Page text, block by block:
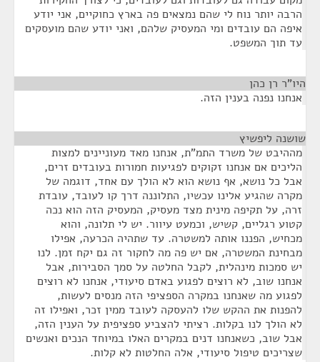
הרבה יותר נוח לי שהם נמצאים פה בארץ כחוקיים, אני יודע
איפה הם עובדים ומי המעסיק שלהם, ואני יודע שהם מועסקים
עד תוך המשפט.
היו"ר רן כהן
אנחנו נפנה בענין הזה.
שושנה ליפשיץ
מההיבט של משרד התמ"ת, אנחנו מאד מעוניינים למצות
הליכים אם אנחנו זקוקים לפגיעות חמורות בעובדים זרים,
אבל כל נושא, אף נושא הוא לא הולך עם אחד, דוגמה של
מקרה שהגיע אלינו עכשיו, התלוננה דרך קו לעובד, עובדת
זרה, על תקיפה מינית מצד מעסיק, המעסיק הזה הוא נכה
קטוע רגליים, קשיש, וכמעט עיוור. יש לי תלונה, והוא
מכחיש, הפננו אותה למשטרה. עד שתהיה הכרעה, אפילו
מבחינת המשטרה, אם יש פה מה לחקור זה גם יקח זמן. לנו
יש סמכות מינהלית, לקבל החלטה על סמך הסבירות, אבל
אנחנו שוב, לא רוצים לפגוע באדם סיעודי, אנחנו לא רוצים
לפגוע מה שאנחנו במקרה הספציפי הזה מנסים לעשות,
להפנות את ההקש שלו להעסקה לעובד ממין זכר, ואפילו זה
לא הולך לנו בקלות. רציתי להצביע ספציפית על הענין הזה,
אבל שוב, כשאנחנו דנים במקרים האלו במיוחד הנכים ואנשים
שצריכים טיפול סיעודי, אלה החלטות לא קלות.